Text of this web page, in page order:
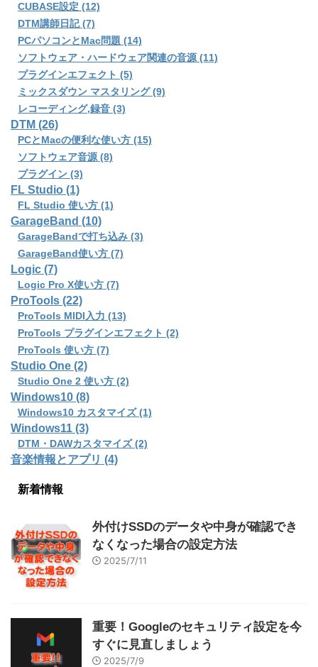
CUBASE設定 (12)
DTM講師日記 (7)
PCパソコンとMac問題 (14)
ソフトウェア・ハードウェア関連の音源 (11)
プラグインエフェクト (5)
ミックスダウン マスタリング (9)
レコーディング,録音 (3)
DTM (26)
PCとMacの便利な使い方 (15)
ソフトウェア音源 (8)
プラグイン (3)
FL Studio (1)
FL Studio 使い方 (1)
GarageBand (10)
GarageBandで打ち込み (3)
GarageBand使い方 (7)
Logic (7)
Logic Pro X使い方 (7)
ProTools (22)
ProTools MIDI入力 (13)
ProTools プラグインエフェクト (2)
ProTools 使い方 (7)
Studio One (2)
Studio One 2 使い方 (2)
Windows10 (8)
Windows10 カスタマイズ (1)
Windows11 (3)
DTM・DAWカスタマイズ (2)
音楽情報とアプリ (4)
新着情報
外付けSSDのデータや中身が確認でき
なくなった場合の設定方法
2025/7/11
重要！Googleのセキュリティ設定を今
すぐに見直しましょう
2025/7/9